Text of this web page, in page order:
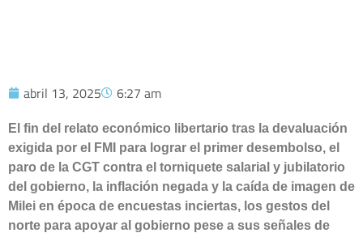
abril 13, 2025 6:27 am
El fin del relato económico libertario tras la devaluación
exigida por el FMI para lograr el primer desembolso, el
paro de la CGT contra el torniquete salarial y jubilatorio
del gobierno, la inflación negada y la caída de imagen de
Milei en época de encuestas inciertas, los gestos del
norte para apoyar al gobierno pese a sus señales de